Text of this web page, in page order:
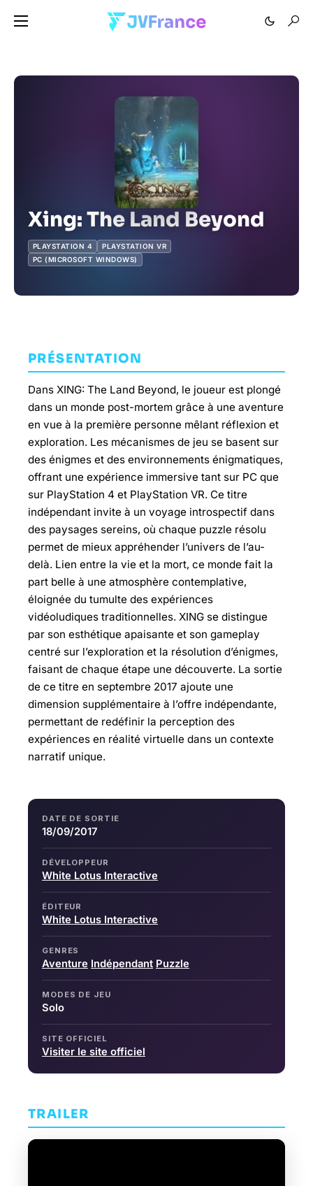
Xing: The Land Beyond
PLAYSTATION 4
PLAYSTATION VR
PC (MICROSOFT WINDOWS)
PRÉSENTATION
Dans XING: The Land Beyond, le joueur est plongé
dans un monde post-mortem grâce à une aventure
en vue à la première personne mêlant réflexion et
exploration. Les mécanismes de jeu se basent sur
des énigmes et des environnements énigmatiques,
offrant une expérience immersive tant sur PC que
sur PlayStation 4 et PlayStation VR. Ce titre
indépendant invite à un voyage introspectif dans
des paysages sereins, où chaque puzzle résolu
permet de mieux appréhender l’univers de l’au-
delà. Lien entre la vie et la mort, ce monde fait la
part belle à une atmosphère contemplative,
éloignée du tumulte des expériences
vidéoludiques traditionnelles. XING se distingue
par son esthétique apaisante et son gameplay
centré sur l’exploration et la résolution d’énigmes,
faisant de chaque étape une découverte. La sortie
de ce titre en septembre 2017 ajoute une
dimension supplémentaire à l’offre indépendante,
permettant de redéfinir la perception des
expériences en réalité virtuelle dans un contexte
narratif unique.
DATE DE SORTIE
18/09/2017
DÉVELOPPEUR
White Lotus Interactive
ÉDITEUR
White Lotus Interactive
GENRES
Aventure Indépendant Puzzle
MODES DE JEU
Solo
SITE OFFICIEL
Visiter le site officiel
TRAILER